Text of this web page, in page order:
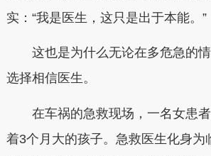
实：“我是医生，这只是出于本能。”
这也是为什么无论在多危急的情
选择相信医生。
在车祸的急救现场，一名女患者
着3个月大的孩子。急救医生化身为